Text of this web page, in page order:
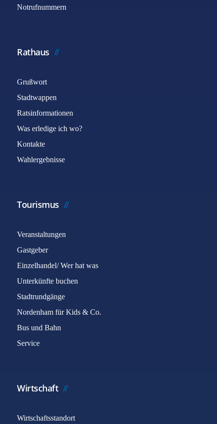
Notrufnummern
Rathaus
Grußwort
Stadtwappen
Ratsinformationen
Was erledige ich wo?
Kontakte
Wahlergebnisse
Tourismus
Veranstaltungen
Gastgeber
Einzelhandel/ Wer hat was
Unterkünfte buchen
Stadtrundgänge
Nordenham für Kids & Co.
Bus und Bahn
Service
Wirtschaft
Wirtschaftsstandort